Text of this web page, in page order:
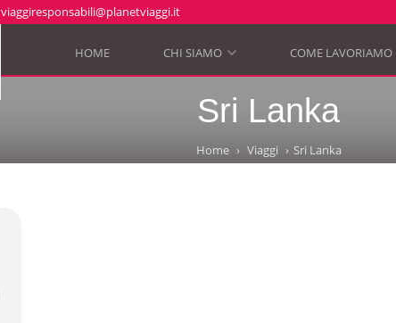
viaggiresponsabili@planetviaggi.it
HOME
CHI SIAMO
COME LAVORIAMO
Sri Lanka
Home Viaggi Sri Lanka